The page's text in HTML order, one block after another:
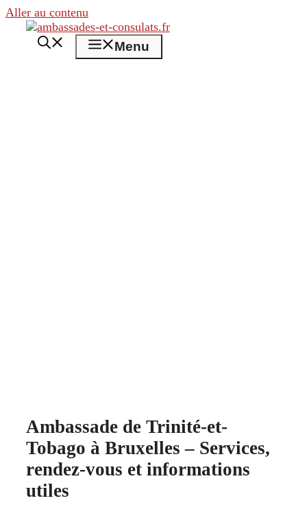
Aller au contenu
Menu
Ambassade de Trinité-et-
Tobago à Bruxelles – Services,
rendez-vous et informations
utiles